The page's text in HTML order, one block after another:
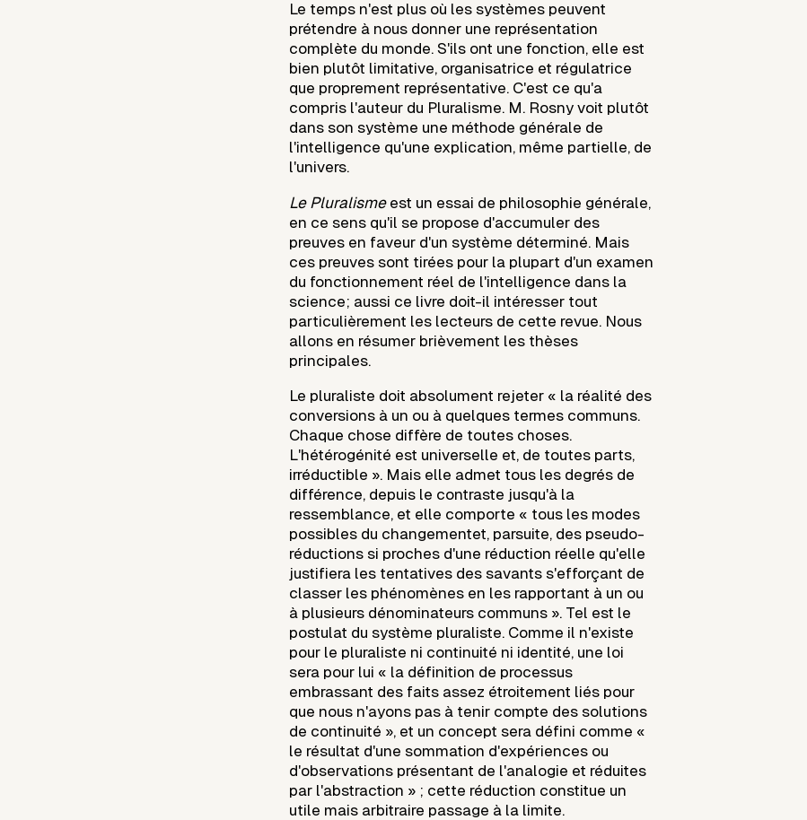
Le temps n'est plus où les systèmes peuvent
prétendre à nous donner une représentation
complète du monde. S'ils ont une fonction, elle est
bien plutôt limitative, organisatrice et régulatrice
que proprement représentative. C'est ce qu'a
compris l'auteur du Pluralisme. M. Rosny voit plutôt
dans son système une méthode générale de
l'intelligence qu'une explication, même partielle, de
l'univers.
Le Pluralismeest un essai de philosophie générale,
en ce sens qu'il se propose d'accumuler des
preuves en faveur d'un système déterminé. Mais
ces preuves sont tirées pour la plupart d'un examen
du fonctionnement réel de l'intelligence dans la
science; aussi ce livre doit-il intéresser tout
particulièrement les lecteurs de cette revue. Nous
allons en résumer brièvement les thèses
principales.
Le pluraliste doit absolument rejeter « la réalité des
conversions à un ou à quelques termes communs.
Chaque chose diffère de toutes choses.
L'hétérogénité est universelle et, de toutes parts,
irréductible ». Mais elle admet tous les degrés de
différence, depuis le contraste jusqu'à la
ressemblance, et elle comporte « tous les modes
possibles du changementet, parsuite, des pseudo-
réductions si proches d'une réduction réelle qu'elle
justifiera les tentatives des savants s'efforçant de
classer les phénomènes en les rapportant à un ou
à plusieurs dénominateurs communs ». Tel est le
postulat du système pluraliste. Comme il n'existe
pour le pluraliste ni continuité ni identité, une loi
sera pour lui « la définition de processus
embrassant des faits assez étroitement liés pour
que nous n'ayons pas à tenir compte des solutions
de continuité », et un concept sera défini comme «
le résultat d'une sommation d'expériences ou
d'observations présentant de l'analogie et réduites
par l'abstraction » ; cette réduction constitue un
utile mais arbitraire passage à la limite.